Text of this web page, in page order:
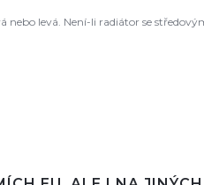
levá. Není-li radiátor se